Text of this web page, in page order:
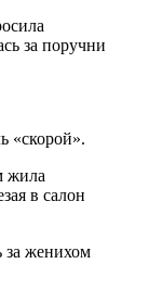
за поручни
«скорой».
жила
в салон
за женихом